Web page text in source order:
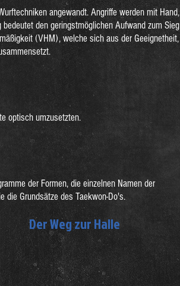
angewandt. Angriffe werden mit Hand,
den geringstmöglichen Aufwand zum Sieg
(VHM), welche sich aus der Geeignetheit,
optisch umzusetzten.
der Formen, die einzelnen Namen der
die Grundsätze des Taekwon-Do's.
Der Weg zur Halle